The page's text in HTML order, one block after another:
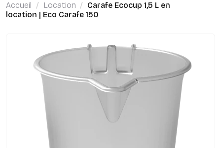
Accueil Location
Carafe Ecocup 1,5 L en
location | Eco Carafe 150